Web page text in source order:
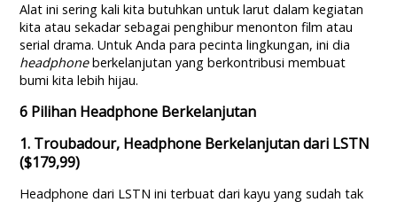
Alat ini sering kali kita butuhkan untuk larut dalam kegiatan
kita atau sekadar sebagai penghibur menonton film atau
serial drama. Untuk Anda para pecinta lingkungan, ini dia
headphoneberkelanjutan yang berkontribusi membuat
bumi kita lebih hijau.
6 Pilihan Headphone Berkelanjutan
1. Troubadour, Headphone Berkelanjutan dari LSTN
($179,99)
Headphone dari LSTN ini terbuat dari kayu yang sudah tak